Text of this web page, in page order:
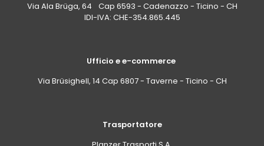
Via Ala Brüga, 64 Cap 6593 - Cadenazzo - Ticino - CH
IDI-IVA: CHE-354.865.445
Ufficio e e-commerce
Via Brüsighell, 14 Cap 6807 - Taverne - Ticino - CH
Trasportatore